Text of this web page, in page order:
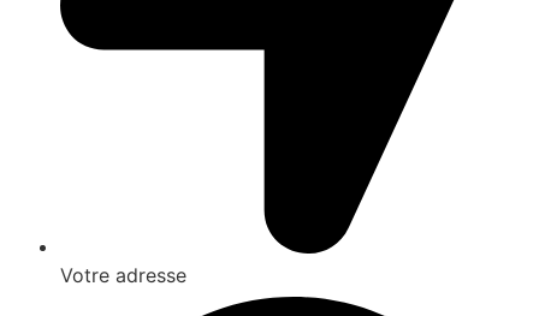
Votre adresse